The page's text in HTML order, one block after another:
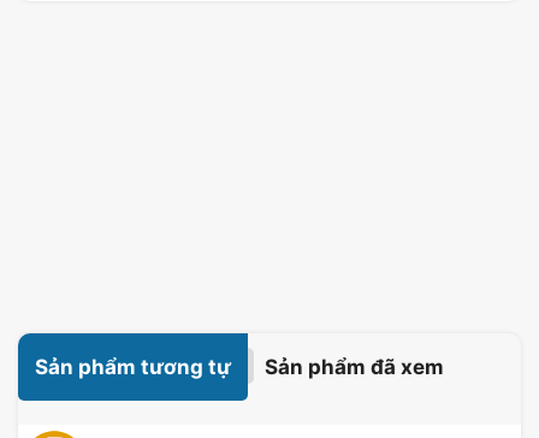
Sản phẩm tương tự Sản phẩm đã xem